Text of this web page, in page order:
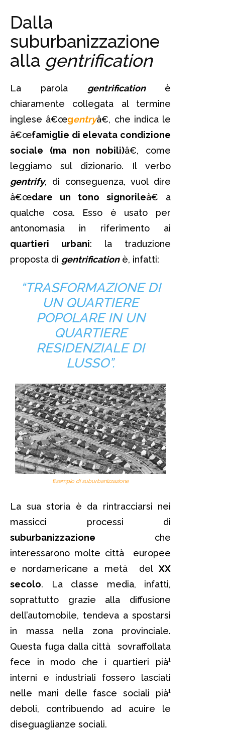
Dalla
suburbanizzazione
alla gentrification
La parola gentrification è
chiaramente collegata al termine
inglese â€œgentryâ€, che indica le
â€œfamiglie di elevata condizione
sociale (ma non nobili)â€, come
leggiamo sul dizionario. Il verbo
gentrify, di conseguenza, vuol dire
â€œdare un tono signorileâ€ a
qualche cosa. Esso è usato per
antonomasia in riferimento ai
quartieri urbani: la traduzione
proposta di gentrificationè, infatti:
“TRASFORMAZIONE DI
UN QUARTIERE
POPOLARE IN UN
QUARTIERE
RESIDENZIALE DI
LUSSO”.
Esempio di suburbanizzazione
La sua storia è da rintracciarsi nei
massicci processi di
suburbanizzazione che
interessarono molte città europee
e nordamericane a metà del XX
secolo. La classe media, infatti,
soprattutto grazie alla diffusione
dell’automobile, tendeva a spostarsi
in massa nella zona provinciale.
Questa fuga dalla città sovraffollata
fece in modo che i quartieri pià¹
interni e industriali fossero lasciati
nelle mani delle fasce sociali pià¹
deboli, contribuendo ad acuire le
diseguaglianze sociali.